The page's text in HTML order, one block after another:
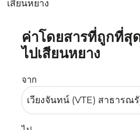
เสียนหยาง
ค่าโดยสารที่ถูกที่สุ
ไปเสียนหยาง
จาก
ลองอัปเดตเส้นทางของคุณ (